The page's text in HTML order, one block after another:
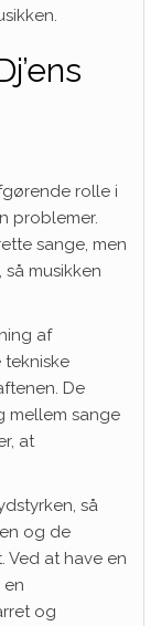
rolle i
problemer.
sange, men
musikken
af
tekniske
De
mellem sange
at
så
og de
Ved at have en
en
og